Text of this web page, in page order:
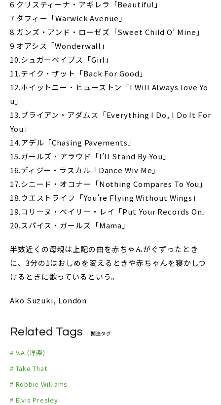
6.クリスティーナ・アギレラ「Beautiful」
7.ダフィー「Warwick Avenue」
8.ガンズ・アンド・ローゼズ「Sweet Child O’ Mine」
9.オアシス「Wonderwall」
10.シュガーベイブス「Girl」
11.テイク・ザット「Back For Good」
12.ホイットニー・ヒューストン「I Will Always love Yo
u」
13.ブライアン・アダムス「Everything I Do, I Do It For
You」
14.アデル「Chasing Pavements」
15.ガールズ・アラウド「I’ll Stand By You」
16.ディジー・ラスカル「Dance Wiv Me」
17.シニード・オコナー「Nothing Compares To You」
18.ウエストライフ「You’re Flying Without Wings」
19.コリーヌ・ベイリー・レイ「Put Your Records On」
20.スパイス・ガールズ「Mama」
半数近くの母親は上記の曲を赤ちゃんがぐずったとき
に、3分の1はおしめを変えるときや赤ちゃんを寝かしつ
けるときに歌っているという。
Ako Suzuki, London
Related Tags 関連タグ
# V.A.(洋楽)
# Take That
# Robbie Williams
# Elvis Presley